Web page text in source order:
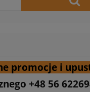
promocje i
+48 56